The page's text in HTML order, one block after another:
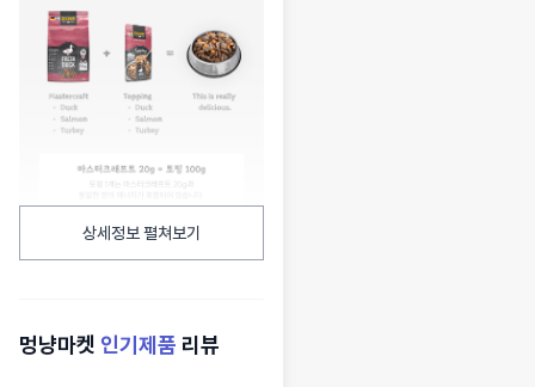
상세정보 펼쳐보기
멍냥마켓 인기제품 리뷰